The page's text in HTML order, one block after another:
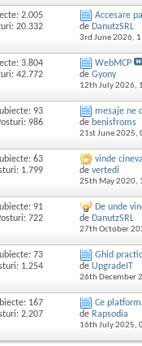
2.005
20.332
Accesare
de DanutzSRL
3rd June 2026,
3.804
42.772
WebMCP
de Gyony
12th July 2026,
93
986
mesaje ne
de benisfroms
21st June 2025,
63
1.799
vinde
de vertedi
25th May 2020,
91
722
De unde
de DanutzSRL
27th October
73
1.254
Ghid
de UpgradeIT
26th December
167
2.207
Ce
de Rapsodia
16th July 2025,